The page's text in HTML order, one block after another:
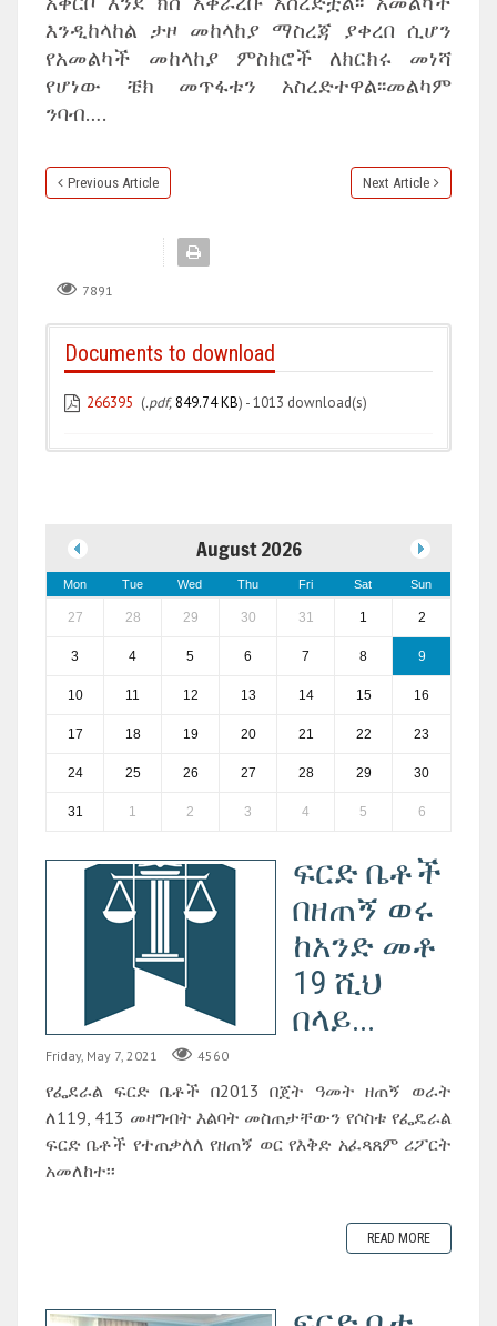
እንዲከላከል ታዞ መከላከያ ማስረጃ ያቀረበ ሲሆን
የአመልካች መከላከያ ምስክሮች ለክርክሩ መነሻ
የሆነው ቼክ መጥፋቱን አስረድተዋል፡፡መልካም
ንባብ….
Previous Article Next Article
7891
Documents to download
266395 (.pdf, 849.74 KB) - 1013 download(s)
August 2026
Mon Tue Wed Thu Fri Sat Sun
27 28 29 30 31 1 2
3 4 5 6 7 8 9
10 11 12 13 14 15 16
17 18 19 20 21 22 23
24 25 26 27 28 29 30
31 1 2 3 4 5 6
ፍርድ ቤቶች
በዘጠኝ ወሩ
ከአንድ መቶ
19 ሺህ
በላይ...
Friday, May 7, 2021 4560
የፌደራል ፍርድ ቤቶች በ2013 በጀት ዓመት ዘጠኝ ወራት
ለ119, 413 መዛግብት እልባት መስጠታቸውን የሶስቱ የፌዴራል
ፍርድ ቤቶች የተጠቃለለ የዘጠኝ ወር የእቅድ አፈጻጸም ሪፖርት
አመለከተ፡፡
READ MORE